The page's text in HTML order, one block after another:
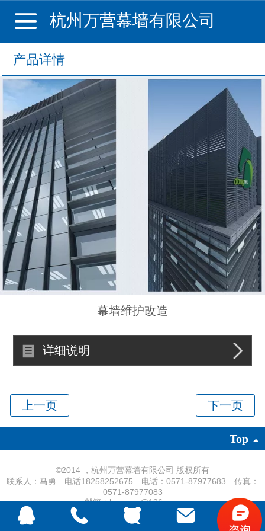
杭州万营幕墙有限公司
产品详情
幕墙维护改造
详细说明
Top
©2014 ，杭州万营幕墙有限公司 版权所有
联系人：马勇 电话18258252675 电话：0571-87977683 传真：
0571-87977083
邮箱：hzwymq@126.com